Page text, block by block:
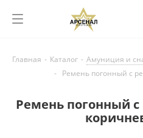
Главная - Каталог - Амуниция и
-
Ремень погонный с
Ремень погонный